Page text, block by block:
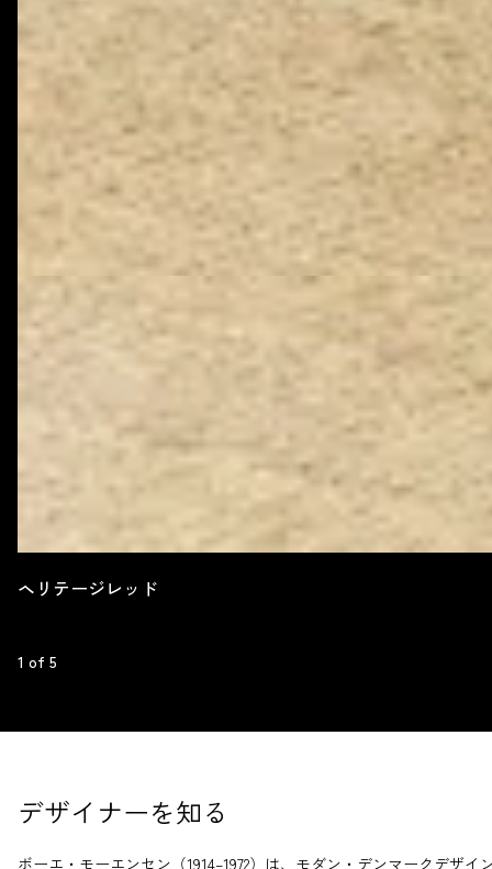
ヘリテージレッド
1 of 5
デザイナーを知る
ボーエ・モーエンセン（1914–1972）は、モダン・デンマークデザイ